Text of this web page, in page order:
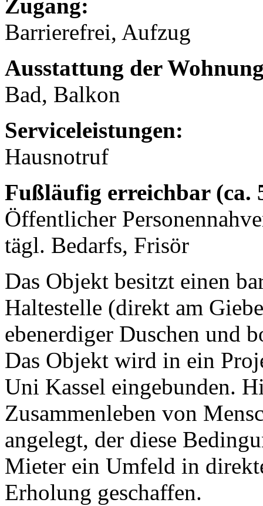
Zugang:
Barrierefrei, Aufzug
Ausstattung der
Bad, Balkon
Serviceleistungen:
Hausnotruf
Fußläufig erreichbar (ca.
Öffentlicher
tägl. Bedarfs, Frisör
Das Objekt besitzt einen
Haltestelle (direkt am
ebenerdiger Duschen und
Das Objekt wird in ein
Uni Kassel eingebunden.
Zusammenleben von
angelegt, der diese
Mieter ein Umfeld in
Erholung geschaffen.